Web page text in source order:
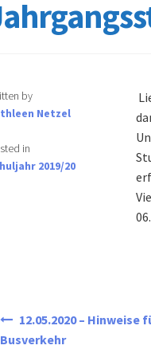
by
Netzel
in
2019/20
12.05.2020 – Hinweise
Busverkehr